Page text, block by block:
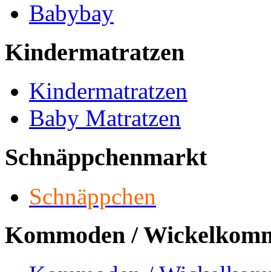
Babybay
Kindermatratzen
Kindermatratzen
Baby Matratzen
Schnäppchenmarkt
Schnäppchen
Kommoden /